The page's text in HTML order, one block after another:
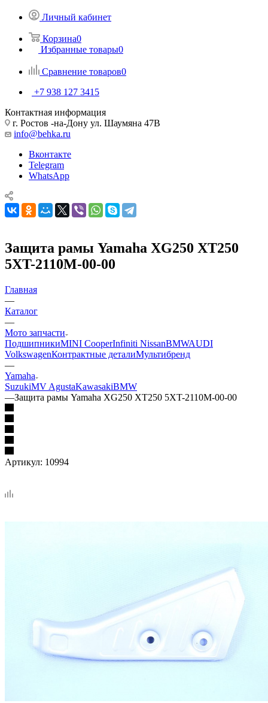
Личный кабинет
Корзина0
Избранные товары0
Сравнение товаров0
+7 938 127 3415
Контактная информация
г. Ростов -на-Дону ул. Шаумяна 47В
info@behka.ru
Вконтакте
Telegram
WhatsApp
Защита рамы Yamaha XG250 XT250
5XT-2110M-00-00
Главная
—
Каталог
—
Мото запчасти
ПодшипникиMINI CooperInfiniti NissanBMWAUDI
VolkswagenКонтрактные деталиМультибренд
—
Yamaha
SuzukiMV AgustaKawasakiBMW
—Защита рамы Yamaha XG250 XT250 5XT-2110M-00-00
Артикул: 10994